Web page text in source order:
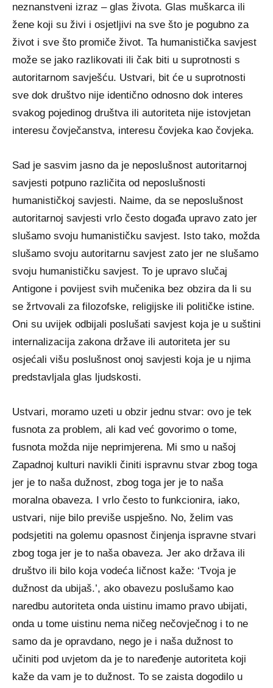
neznanstveni izraz – glas života. Glas muškarca ili
žene koji su živi i osjetljivi na sve što je pogubno za
život i sve što promiče život. Ta humanistička savjest
može se jako razlikovati ili čak biti u suprotnosti s
autoritarnom savješću. Ustvari, bit će u suprotnosti
sve dok društvo nije identično odnosno dok interes
svakog pojedinog društva ili autoriteta nije istovjetan
interesu čovječanstva, interesu čovjeka kao čovjeka.
Sad je sasvim jasno da je neposlušnost autoritarnoj
savjesti potpuno različita od neposlušnosti
humanističkoj savjesti. Naime, da se neposlušnost
autoritarnoj savjesti vrlo često događa upravo zato jer
slušamo svoju humanističku savjest. Isto tako, možda
slušamo svoju autoritarnu savjest zato jer ne slušamo
svoju humanističku savjest. To je upravo slučaj
Antigone i povijest svih mučenika bez obzira da li su
se žrtvovali za filozofske, religijske ili političke istine.
Oni su uvijek odbijali poslušati savjest koja je u suštini
internalizacija zakona države ili autoriteta jer su
osjećali višu poslušnost onoj savjesti koja je u njima
predstavljala glas ljudskosti.
Ustvari, moramo uzeti u obzir jednu stvar: ovo je tek
fusnota za problem, ali kad već govorimo o tome,
fusnota možda nije neprimjerena. Mi smo u našoj
Zapadnoj kulturi navikli činiti ispravnu stvar zbog toga
jer je to naša dužnost, zbog toga jer je to naša
moralna obaveza. I vrlo često to funkcionira, iako,
ustvari, nije bilo previše uspješno. No, želim vas
podsjetiti na golemu opasnost činjenja ispravne stvari
zbog toga jer je to naša obaveza. Jer ako država ili
društvo ili bilo koja vodeća ličnost kaže: ‘Tvoja je
dužnost da ubijaš.’, ako obavezu poslušamo kao
naredbu autoriteta onda uistinu imamo pravo ubijati,
onda u tome uistinu nema ničeg nečovječnog i to ne
samo da je opravdano, nego je i naša dužnost to
učiniti pod uvjetom da je to naređenje autoriteta koji
kaže da vam je to dužnost. To se zaista dogodilo u